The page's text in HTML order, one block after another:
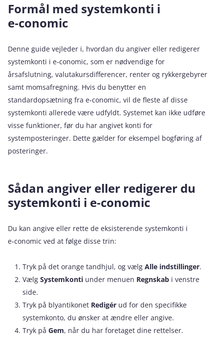
Formål med systemkonti i
e‑conomic
Denne guide vejleder i, hvordan du angiver eller redigerer
systemkonti i e‑conomic, som er nødvendige for
årsafslutning, valutakursdifferencer, renter og rykkergebyrer
samt momsafregning. Hvis du benytter en
standardopsætning fra e‑conomic, vil de fleste af disse
systemkonti allerede være udfyldt. Systemet kan ikke udføre
visse funktioner, før du har angivet konti for
systemposteringer. Dette gælder for eksempel bogføring af
posteringer.
Sådan angiver eller redigerer du
systemkonti i e‑conomic
Du kan angive eller rette de eksisterende systemkonti i
e‑conomic ved at følge disse trin:
Tryk på det orange tandhjul, og vælg Alle indstillinger.
Vælg Systemkonti under menuen Regnskab i venstre
side.
Tryk på blyantikonet Redigér ud for den specifikke
systemkonto, du ønsker at ændre eller angive.
Tryk på Gem, når du har foretaget dine rettelser.